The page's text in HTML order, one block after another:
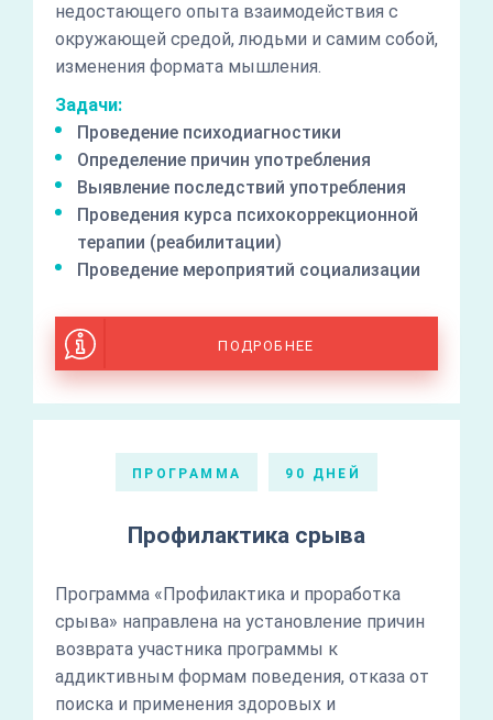
недостающего опыта взаимодействия с
окружающей средой, людьми и самим собой,
изменения формата мышления.
Задачи:
Проведение психодиагностики
Определение причин употребления
Выявление последствий употребления
Проведения курса психокоррекционной
терапии (реабилитации)
Проведение мероприятий социализации
ПОДРОБНЕЕ
ПРОГРАММА 90 ДНЕЙ
Профилактика срыва
Программа «Профилактика и проработка
срыва» направлена на установление причин
возврата участника программы к
аддиктивным формам поведения, отказа от
поиска и применения здоровых и